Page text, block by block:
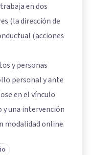
en dos
(la dirección de
(acciones
y personas
personal y ante
en el vínculo
y una intervención
modalidad online.